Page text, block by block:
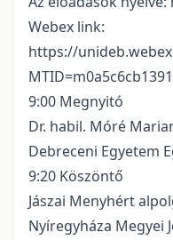
Webex link:
https://
9:00 Megnyitó
Dr. habil. Móré
Debreceni Egyetem
9:20 Köszöntő
Jászai Menyhért
Nyíregyháza Megyei